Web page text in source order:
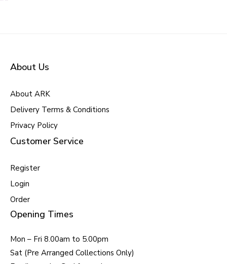
About Us
About ARK
Delivery Terms & Conditions
Privacy Policy
Customer Service
Register
Login
Order
Opening Times
Mon – Fri 8.00am to 5.00pm
Sat (Pre Arranged Collections Only)